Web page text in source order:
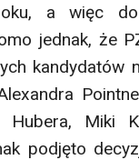
a więc
jednak, że
kandydatów
Miki
podjęto